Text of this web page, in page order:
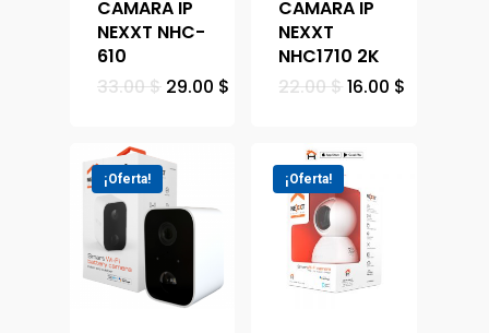
CAMARA IP
NEXXT NHC-
610
33.00$ 29.00 $
CAMARA IP
NEXXT
NHC1710 2K
22.00$16.00 $
¡Oferta! ¡Oferta!